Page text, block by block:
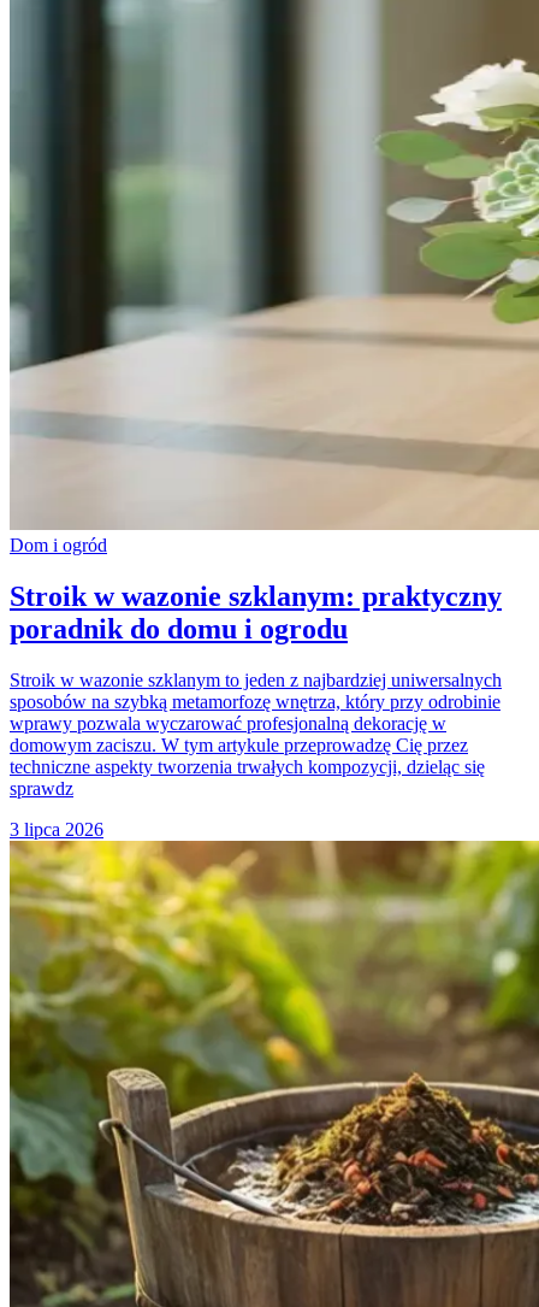
Dom i ogród
Stroik w wazonie szklanym: praktyczny
poradnik do domu i ogrodu
Stroik w wazonie szklanym to jeden z najbardziej uniwersalnych
sposobów na szybką metamorfozę wnętrza, który przy odrobinie
wprawy pozwala wyczarować profesjonalną dekorację w
domowym zaciszu. W tym artykule przeprowadzę Cię przez
techniczne aspekty tworzenia trwałych kompozycji, dzieląc się
sprawdz
3 lipca 2026